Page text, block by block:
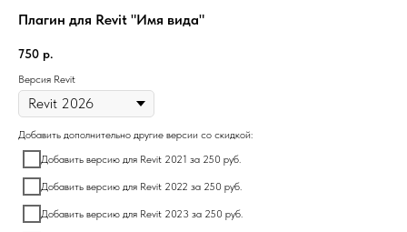
Плагин для Revit "Имя вида"
750 р.
Версия Revit
Добавить дополнительно другие версии со скидкой:
Добавить версию для Revit 2021 за 250 руб.
Добавить версию для Revit 2022 за 250 руб.
Добавить версию для Revit 2023 за 250 руб.